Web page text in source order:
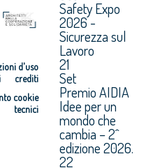
di
d'uso
crediti
cookie
tecnici
Safety Expo
2026 -
Sicurezza sul
Lavoro
21
Set
Premio AIDIA
Idee per un
mondo che
cambia – 2^
edizione 2026.
22